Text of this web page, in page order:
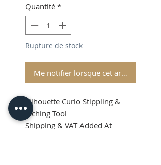
Quantité *
Rupture de stock
Me notifier lorsque cet article est
Silhouette Curio Stippling &
Etching Tool
Shipping & VAT Added At